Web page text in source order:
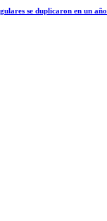
se duplicaron en un año